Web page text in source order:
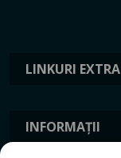
LINKURI EXTRA
INFORMAȚII